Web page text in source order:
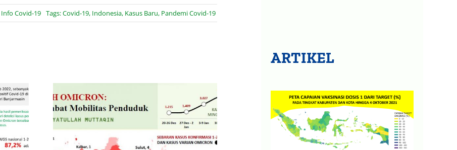
Info Covid-19 Tags:Covid-19, Indonesia, Kasus Baru, Pandemi Covid-19
ARTIKEL